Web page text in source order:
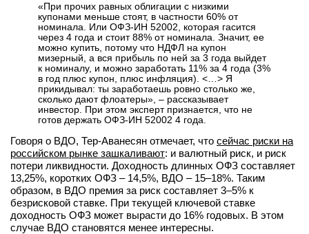
«При прочих равных облигации с низкими
купонами меньше стоят, в частности 60% от
номинала. Или ОФЗ-ИН 52002, которая гасится
через 4 года и стоит 88% от номинала. Значит, ее
можно купить, потому что НДФЛ на купон
мизерный, а вся прибыль по ней за 3 года выйдет
к номиналу, и можно заработать 11% за 4 года (3%
в год плюс купон, плюс инфляция). <…> Я
прикидывал: ты заработаешь ровно столько же,
сколько дают флоатеры», – рассказывает
инвестор. При этом эксперт признается, что не
готов держать ОФЗ-ИН 52002 4 года.
Говоря о ВДО, Тер-Аванесян отмечает, что сейчас риски на
российском рынке зашкаливают: и валютный риск, и риск
потери ликвидности. Доходность длинных ОФЗ составляет
13,25%, коротких ОФЗ – 14,5%, ВДО – 15–18%. Таким
образом, в ВДО премия за риск составляет 3–5% к
безрисковой ставке. При текущей ключевой ставке
доходность ОФЗ может вырасти до 16% годовых. В этом
случае ВДО становятся менее интересны.